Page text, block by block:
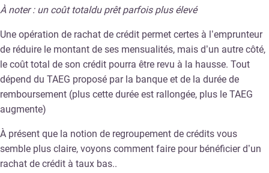
À noter : un coût totaldu prêt parfois plus élevé
Une opération de rachat de crédit permet certes à l’emprunteur
de réduire le montant de ses mensualités, mais d’un autre côté,
le coût total de son crédit pourra être revu à la hausse. Tout
dépend du TAEG proposé par la banque et de la durée de
remboursement (plus cette durée est rallongée, plus le TAEG
augmente)
À présent que la notion de regroupement de crédits vous
semble plus claire, voyons comment faire pour bénéficier d’un
rachat de crédit à taux bas..